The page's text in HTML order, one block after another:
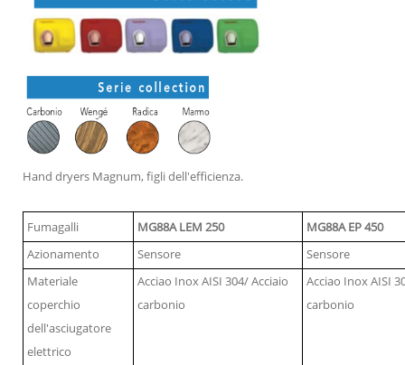
Hand dryers Magnum, figli dell'efficienza.
Fumagalli MG88A LEM 250
MG88A EP 450
Azionamento
Sensore
Sensore
Materiale
coperchio
dell'asciugatore
elettrico
Acciao Inox AISI 304/ Acciaio
carbonio
Acciao Inox AISI
carbonio